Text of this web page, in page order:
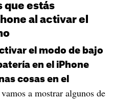
que estás
al activar el
el modo de bajo
en el iPhone
cosas en el
a mostrar algunos de